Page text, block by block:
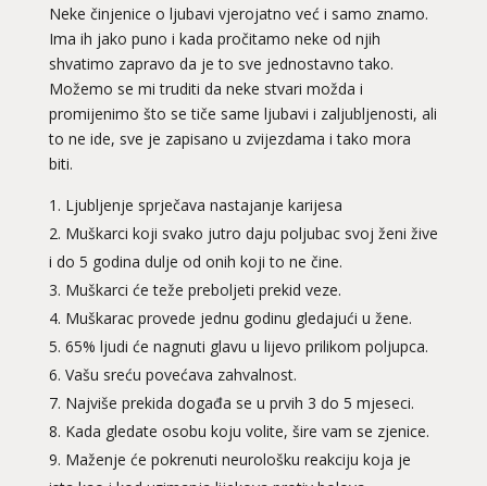
Neke činjenice o ljubavi vjerojatno već i samo znamo.
Ima ih jako puno i kada pročitamo neke od njih
shvatimo zapravo da je to sve jednostavno tako.
Možemo se mi truditi da neke stvari možda i
promijenimo što se tiče same ljubavi i zaljubljenosti, ali
to ne ide, sve je zapisano u zvijezdama i tako mora
biti.
Ljubljenje sprječava nastajanje karijesa
Muškarci koji svako jutro daju poljubac svoj ženi žive
i do 5 godina dulje od onih koji to ne čine.
Muškarci će teže preboljeti prekid veze.
Muškarac provede jednu godinu gledajući u žene.
65% ljudi će nagnuti glavu u lijevo prilikom poljupca.
Vašu sreću povećava zahvalnost.
Najviše prekida događa se u prvih 3 do 5 mjeseci.
Kada gledate osobu koju volite, šire vam se zjenice.
Maženje će pokrenuti neurološku reakciju koja je